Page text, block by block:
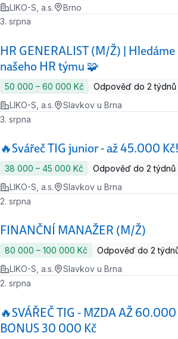
LIKO-S, a.s.
Brno
HR GENERALIST (M/Ž) |
našeho HR týmu 🧩
3. srpna
50 000 ‍–‍ 60 000 Kč
Odpověď do 2 týdnů
LIKO-S, a.s.
Slavkov u Brna
🔥Svářeč TIG junior - až 45.000 Kč!
3. srpna
38 000 ‍–‍ 45 000 Kč
Odpověď do 2 týdnů
LIKO-S, a.s.
Slavkov u Brna
FINANČNÍ MANAŽER (M/Ž)
2. srpna
80 000 ‍–‍ 100 000 Kč
Odpověď do 2
LIKO-S, a.s.
Slavkov u Brna
🔥SVÁŘEČ TIG - MZDA AŽ
BONUS 30 000 Kč
2. srpna